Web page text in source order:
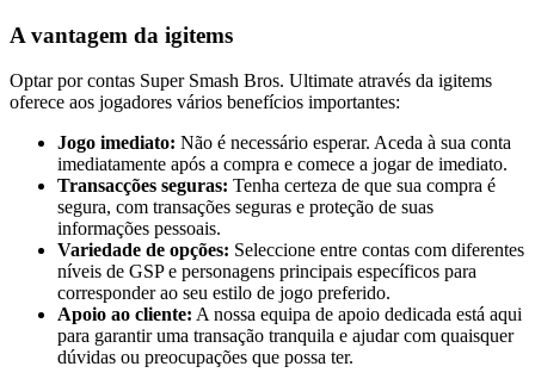
A vantagem da igitems
Optar por contas Super Smash Bros. Ultimate através da igitems
oferece aos jogadores vários benefícios importantes:
Jogo imediato: Não é necessário esperar. Aceda à sua conta
imediatamente após a compra e comece a jogar de imediato.
Transacções seguras: Tenha certeza de que sua compra é
segura, com transações seguras e proteção de suas
informações pessoais.
Variedade de opções: Seleccione entre contas com diferentes
níveis de GSP e personagens principais específicos para
corresponder ao seu estilo de jogo preferido.
Apoio ao cliente: A nossa equipa de apoio dedicada está aqui
para garantir uma transação tranquila e ajudar com quaisquer
dúvidas ou preocupações que possa ter.